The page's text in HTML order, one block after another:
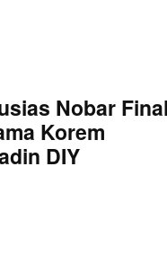
Komitmen
KDKMP
Nobar Final
Korem
DIY